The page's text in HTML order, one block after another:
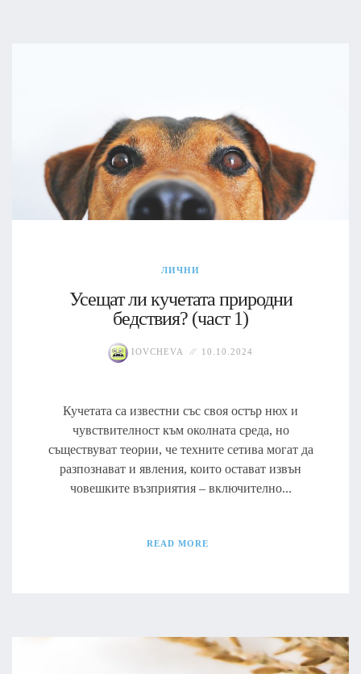
ЛИЧНИ
Усещат ли кучетата природни
бедствия? (част 1)
IOVCHEVA 10.10.2024
Кучетата са известни със своя остър нюх и
чувствителност към околната среда, но
съществуват теории, че техните сетива могат да
разпознават и явления, които остават извън
човешките възприятия – включително...
READ MORE